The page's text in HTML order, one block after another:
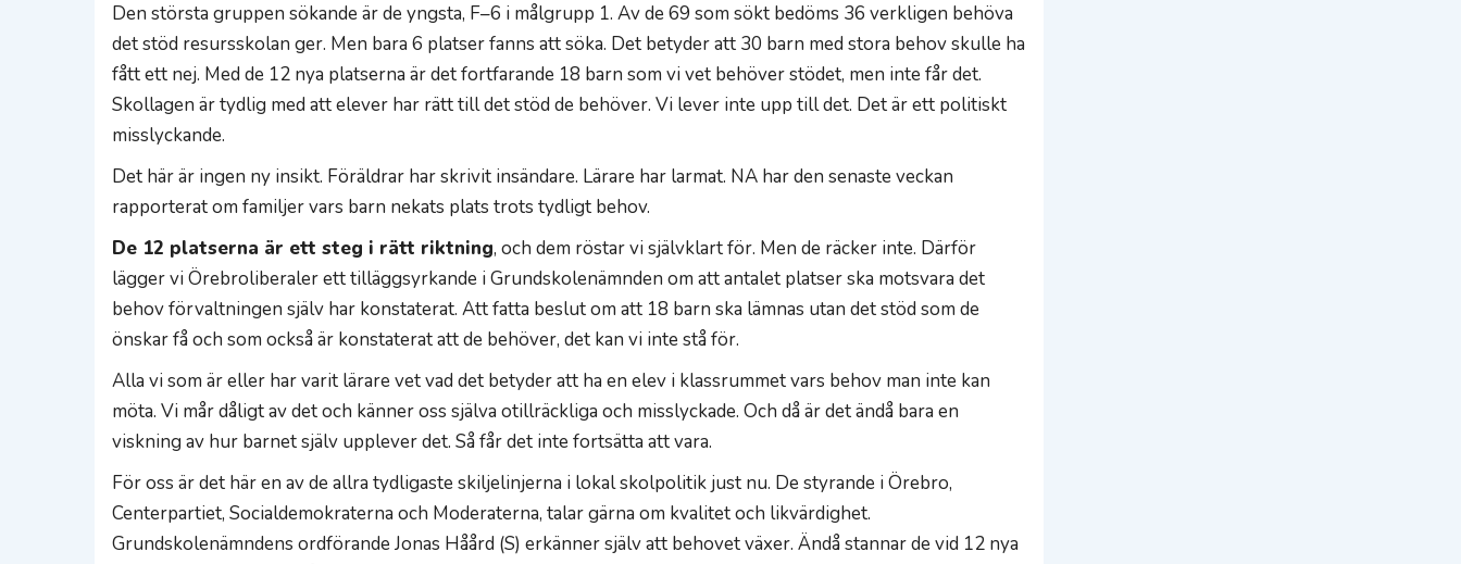
Den största gruppen sökande är de yngsta, F–6 i målgrupp 1. Av de 69 som sökt bedöms 36 verkligen behöva
det stöd resursskolan ger. Men bara 6 platser fanns att söka. Det betyder att 30 barn med stora behov skulle ha
fått ett nej. Med de 12 nya platserna är det fortfarande 18 barn som vi vet behöver stödet, men inte får det.
Skollagen är tydlig med att elever har rätt till det stöd de behöver. Vi lever inte upp till det. Det är ett politiskt
misslyckande.
Det här är ingen ny insikt. Föräldrar har skrivit insändare. Lärare har larmat. NA har den senaste veckan
rapporterat om familjer vars barn nekats plats trots tydligt behov.
De 12 platserna är ett steg i rätt riktning, och dem röstar vi självklart för. Men de räcker inte. Därför
lägger vi Örebroliberaler ett tilläggsyrkande i Grundskolenämnden om att antalet platser ska motsvara det
behov förvaltningen själv har konstaterat. Att fatta beslut om att 18 barn ska lämnas utan det stöd som de
önskar få och som också är konstaterat att de behöver, det kan vi inte stå för.
Alla vi som är eller har varit lärare vet vad det betyder att ha en elev i klassrummet vars behov man inte kan
möta. Vi mår dåligt av det och känner oss själva otillräckliga och misslyckade. Och då är det ändå bara en
viskning av hur barnet själv upplever det. Så får det inte fortsätta att vara.
För oss är det här en av de allra tydligaste skiljelinjerna i lokal skolpolitik just nu. De styrande i Örebro,
Centerpartiet, Socialdemokraterna och Moderaterna, talar gärna om kvalitet och likvärdighet.
Grundskolenämndens ordförande Jonas Håård (S) erkänner själv att behovet växer. Ändå stannar de vid 12 nya